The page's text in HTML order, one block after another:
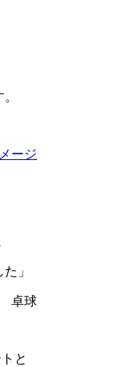
」
卓球
と